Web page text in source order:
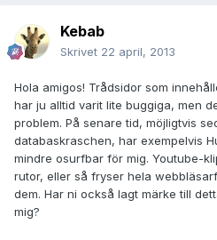
Kebab
Skrivet 22 april, 2013
Hola amigos! Trådsidor som
har ju alltid varit lite buggiga, men
problem. På senare tid, möjligtvis
databaskraschen, har exempelvis
mindre osurfbar för mig. Youtube-
rutor, eller så fryser hela
dem. Har ni också lagt märke till
mig?